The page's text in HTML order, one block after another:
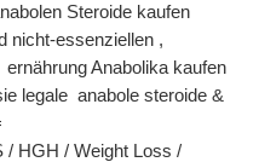
Steroide kaufen
nicht-essenziellen ,
Anabolika kaufen
legale  anabole steroide &
/ HGH / Weight Loss /